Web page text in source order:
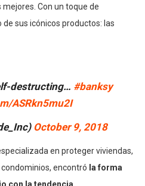
Con un toque de
sus icónicos productos: las
destructing… #banksy
ASRkn5mu2I
October 9, 2018
en proteger viviendas,
encontró la forma
con la tendencia.